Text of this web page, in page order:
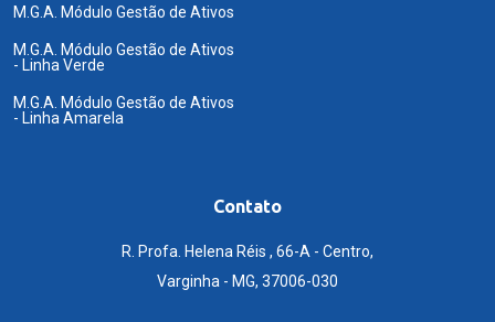
M.G.A. Módulo Gestão de Ativos
M.G.A. Módulo Gestão de Ativos
- Linha Verde
M.G.A. Módulo Gestão de Ativos
- Linha Amarela
Contato
R. Profa. Helena Réis , 66-A - Centro,
Varginha - MG, 37006-030